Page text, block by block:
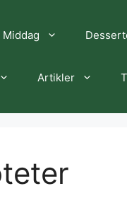
Middag
Artikler